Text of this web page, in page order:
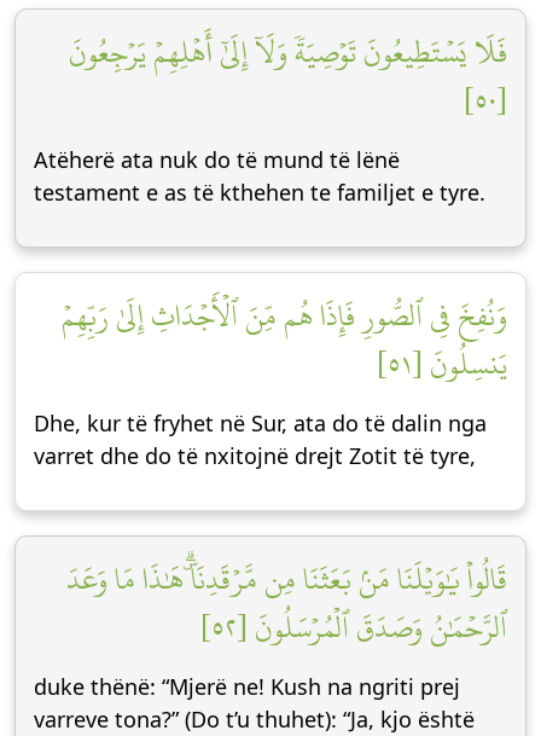
فَلَا يَسۡتَطِيعُونَ تَوۡصِيَةٗ وَلَآ إِلَىٰٓ أَهۡلِهِمۡ يَرۡجِعُونَ
[٥٠]
Atëherë ata nuk do të mund të lënë
testament e as të kthehen te familjet e tyre.
وَنُفِخَ فِي ٱلصُّورِ فَإِذَا هُم مِّنَ ٱلۡأَجۡدَاثِ إِلَىٰ رَبِّهِمۡ
يَنسِلُونَ [٥١]
Dhe, kur të fryhet në Sur, ata do të dalin nga
varret dhe do të nxitojnë drejt Zotit të tyre,
قَالُواْ يَٰوَيۡلَنَا مَنۢ بَعَثَنَا مِن مَّرۡقَدِنَاۜۗ هَٰذَا مَا وَعَدَ
ٱلرَّحۡمَٰنُ وَصَدَقَ ٱلۡمُرۡسَلُونَ [٥٢]
duke thënë: “Mjerë ne! Kush na ngriti prej
varreve tona?” (Do t’u thuhet): “Ja, kjo është